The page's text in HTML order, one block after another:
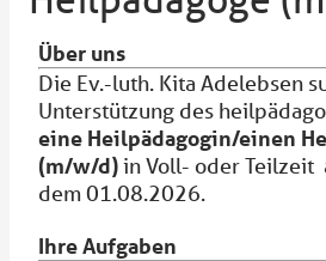
Über uns
Die Ev.-luth. Kita Adelebsen
Unterstützung des
eine Heilpädagogin/einen
(m/w/d)in Voll- oder Teilzeit
dem 01.08.2026.
Ihre Aufgaben